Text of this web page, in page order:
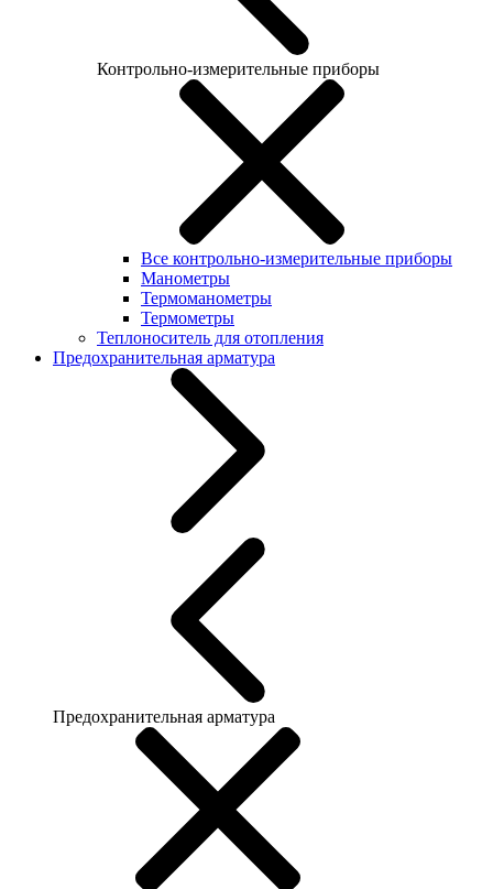
Контрольно-измерительные приборы
Все контрольно-измерительные приборы
Манометры
Термоманометры
Термометры
Теплоноситель для отопления
Предохранительная арматура
Предохранительная арматура